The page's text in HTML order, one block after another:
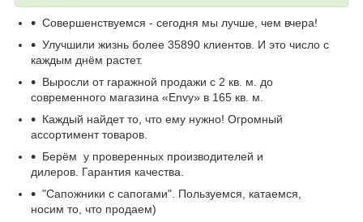
Совершенствуемся - сегодня мы лучше, чем вчера!
Улучшили жизнь более 35890 клиентов. И это число с
каждым днём растет.
Выросли от гаражной продажи с 2 кв. м. до
современного магазина «Envy» в 165 кв. м.
Каждый найдет то, что ему нужно! Огромный
ассортимент товаров.
Берём у проверенных производителей и
дилеров. Гарантия качества.
"Сапожники с сапогами". Пользуемся, катаемся,
носим то, что продаем)